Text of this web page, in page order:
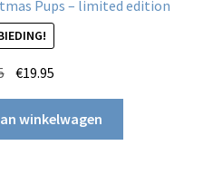
Pups – limited edition
Oorspronkelijke
prijs
was:
€39.95.
€19.95
prijs
is:
€19.95.
winkelwagen